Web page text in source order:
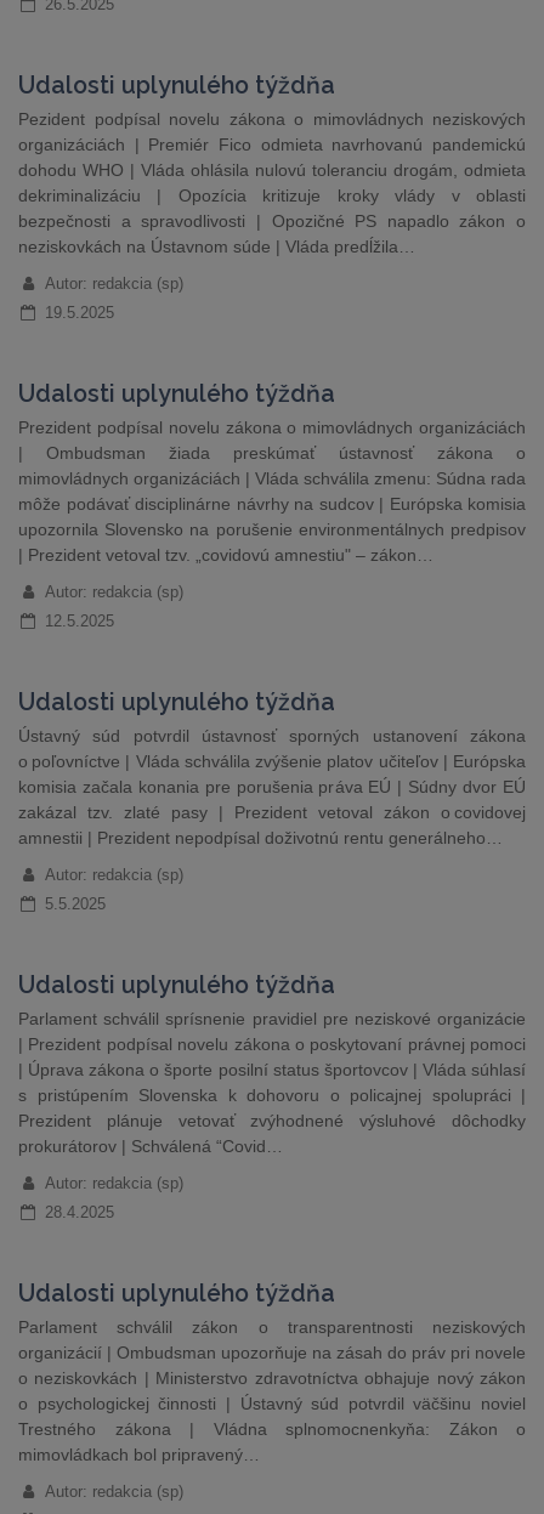
26.5.2025
Udalosti uplynulého týždňa
Pezident podpísal novelu zákona o mimovládnych neziskových
organizáciách | Premiér Fico odmieta navrhovanú pandemickú
dohodu WHO | Vláda ohlásila nulovú toleranciu drogám, odmieta
dekriminalizáciu | Opozícia kritizuje kroky vlády v oblasti
bezpečnosti a spravodlivosti | Opozičné PS napadlo zákon o
neziskovkách na Ústavnom súde | Vláda predĺžila…
Autor: redakcia (sp)
19.5.2025
Udalosti uplynulého týždňa
Prezident podpísal novelu zákona o mimovládnych organizáciách
| Ombudsman žiada preskúmať ústavnosť zákona o
mimovládnych organizáciách | Vláda schválila zmenu: Súdna rada
môže podávať disciplinárne návrhy na sudcov | Európska komisia
upozornila Slovensko na porušenie environmentálnych predpisov
| Prezident vetoval tzv. „covidovú amnestiu" – zákon…
Autor: redakcia (sp)
12.5.2025
Udalosti uplynulého týždňa
Ústavný súd potvrdil ústavnosť sporných ustanovení zákona
o poľovníctve | Vláda schválila zvýšenie platov učiteľov | Európska
komisia začala konania pre porušenia práva EÚ | Súdny dvor EÚ
zakázal tzv. zlaté pasy | Prezident vetoval zákon o covidovej
amnestii | Prezident nepodpísal doživotnú rentu generálneho…
Autor: redakcia (sp)
5.5.2025
Udalosti uplynulého týždňa
Parlament schválil sprísnenie pravidiel pre neziskové organizácie
| Prezident podpísal novelu zákona o poskytovaní právnej pomoci
| Úprava zákona o športe posilní status športovcov | Vláda súhlasí
s pristúpením Slovenska k dohovoru o policajnej spolupráci |
Prezident plánuje vetovať zvýhodnené výsluhové dôchodky
prokurátorov | Schválená “Covid…
Autor: redakcia (sp)
28.4.2025
Udalosti uplynulého týždňa
Parlament schválil zákon o transparentnosti neziskových
organizácií | Ombudsman upozorňuje na zásah do práv pri novele
o neziskovkách | Ministerstvo zdravotníctva obhajuje nový zákon
o psychologickej činnosti | Ústavný súd potvrdil väčšinu noviel
Trestného zákona | Vládna splnomocnenkyňa: Zákon o
mimovládkach bol pripravený…
Autor: redakcia (sp)